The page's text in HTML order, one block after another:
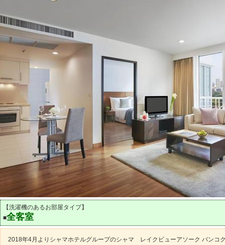
【洗濯機のあるお部屋タイプ】
■全客室
2018年4月よりシャマホテルグループのシャマ レイクビューアソーク バンコ